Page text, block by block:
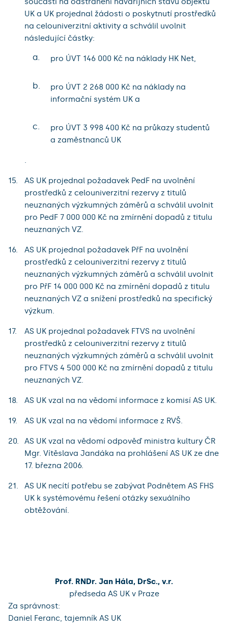
UK a UK projednal žádosti o poskytnutí prostředků
na celouniverzitní aktivity a schválil uvolnit
následující částky:
a. pro ÚVT 146 000 Kč na náklady HK Net,
b.
pro ÚVT 2 268 000 Kč na náklady na
informační systém UK a
c.
pro ÚVT 3 998 400 Kč na průkazy studentů
a zaměstnanců UK
AS UK projednal požadavek PedF na uvolnění
prostředků z celouniverzitní rezervy z titulů
neuznaných výzkumných záměrů a schválil uvolnit
pro PedF 7 000 000 Kč na zmírnění dopadů z titulu
neuznaných VZ.
AS UK projednal požadavek PřF na uvolnění
prostředků z celouniverzitní rezervy z titulů
neuznaných výzkumných záměrů a schválil uvolnit
pro PřF 14 000 000 Kč na zmírnění dopadů z titulu
neuznaných VZ a snížení prostředků na specifický
výzkum.
AS UK projednal požadavek FTVS na uvolnění
prostředků z celouniverzitní rezervy z titulů
neuznaných výzkumných záměrů a schválil uvolnit
pro FTVS 4 500 000 Kč na zmírnění dopadů z titulu
neuznaných VZ.
AS UK vzal na na vědomí informace z komisí AS UK.
AS UK vzal na na vědomí informace z RVŠ.
AS UK vzal na vědomí odpověď ministra kultury ČR
Mgr. Vítěslava Jandáka na prohlášení AS UK ze dne
17. března 2006.
AS UK necítí potřebu se zabývat Podnětem AS FHS
UK k systémovému řešení otázky sexuálního
obtěžování.
Prof. RNDr. Jan Hála, DrSc., v.r.
předseda AS UK v Praze
Za správnost:
Daniel Feranc, tajemník AS UK